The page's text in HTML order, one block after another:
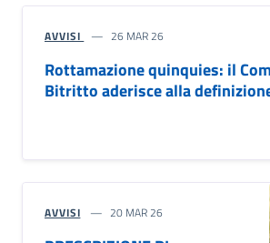
AVVISI 26 MAR 26
Rottamazione quinquies: il
Bitritto aderisce alla
AVVISI 20 MAR 26